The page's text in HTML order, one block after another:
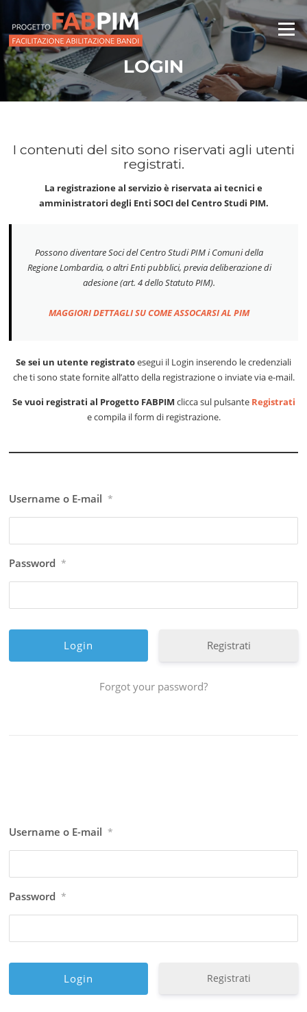
contenuto
Menu
LOGIN
I contenuti del sito sono riservati agli utenti
registrati.
La registrazione al servizio è riservata ai tecnici e
amministratori degli Enti SOCI del Centro Studi PIM.
Possono diventare Soci del Centro Studi PIM i Comuni della
Regione Lombardia, o altri Enti pubblici, previa deliberazione di
adesione (art. 4 dello Statuto PIM).
MAGGIORI DETTAGLI SU COME ASSOCARSI AL PIM
Se sei un utente registratoesegui il Login inserendo le credenziali
che ti sono state fornite all’atto della registrazione o inviate via e-mail.
Se vuoi registrati al Progetto FABPIM clicca sul pulsante Registrati
e compila il form di registrazione.
Username o E-mail *
Password *
Registrati
Forgot your password?
Username o E-mail *
Password *
Registrati